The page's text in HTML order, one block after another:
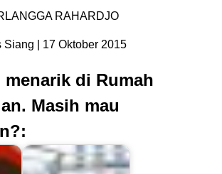
RAHARDJO
Siang | 17 Oktober 2015
di Rumah
Masih mau